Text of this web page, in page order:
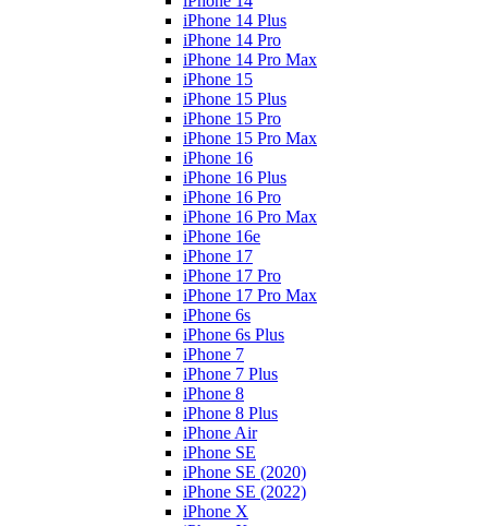
iPhone 14 Plus
iPhone 14 Pro
iPhone 14 Pro Max
iPhone 15
iPhone 15 Plus
iPhone 15 Pro
iPhone 15 Pro Max
iPhone 16
iPhone 16 Plus
iPhone 16 Pro
iPhone 16 Pro Max
iPhone 16e
iPhone 17
iPhone 17 Pro
iPhone 17 Pro Max
iPhone 6s
iPhone 6s Plus
iPhone 7
iPhone 7 Plus
iPhone 8
iPhone 8 Plus
iPhone Air
iPhone SE
iPhone SE (2020)
iPhone SE (2022)
iPhone X